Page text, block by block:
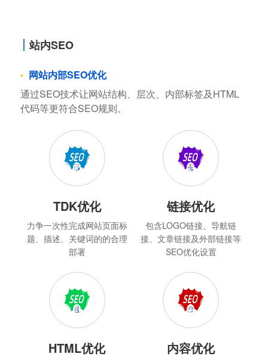
站内SEO
网站内部SEO优化
通过SEO技术让网站结构、层次、内部标签及HTML
代码等更符合SEO规则。
TDK优化
力争一次性完成网站页面标
题、描述、关键词的的合理
部署
链接优化
包含LOGO链接、导航链
接、文章链接及外部链接等
SEO优化设置
HTML优化 内容优化